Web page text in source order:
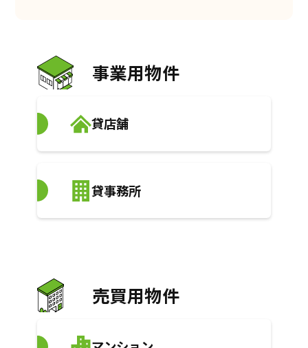
事業用物件
貸店舗
貸事務所
売買用物件